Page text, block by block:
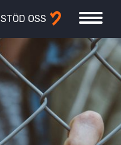
STÖD OSS